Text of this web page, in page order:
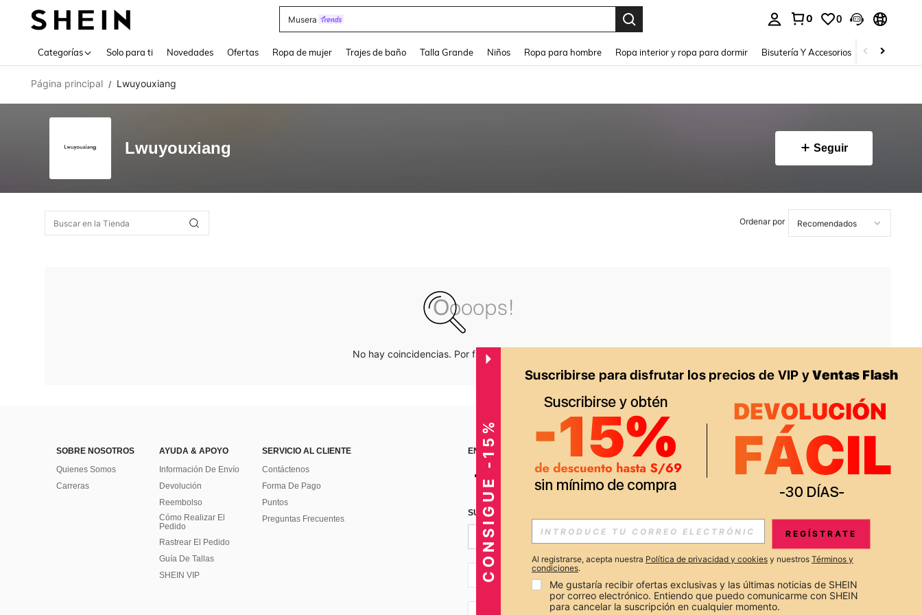
Musera
0 0
Categorías Solo para ti Novedades Ofertas Ropa de mujer Trajes de baño Talla Grande Niños Ropa para hombre Ropa interior y ropa para dormir Bisutería Y Accesorios Zapatos
Página principal / Lwuyouxiang
Lwuyouxiang Seguir
Ordenar por
No hay coincidencias. Por favor inténtalo de nuevo.
SOBRE NOSOTROS
Quienes Somos
Carreras
AYUDA & APOYO
Información De Envío
Devolución
Reembolso
Cómo Realizar El
Pedido
Rastrear El Pedido
Guía De Tallas
SHEIN VIP
SERVICIO AL CLIENTE
Contáctenos
Forma De Pago
Puntos
Preguntas Frecuentes
ENCUÉNTRANOS EN APP
SUSCRÍBETE PARA RECIBIR OFERTAS EXCLUSIVAS, PROMOCIONES Y NOTICIAS DE SHEIN
Suscribir
PE + 51
CONSIGUE -15% REGÍSTRATE
Al registrarse, acepta nuestra Política de privacidad y cookies y nuestros Términos y
condiciones.
Me gustaría recibir ofertas exclusivas y las últimas noticias de SHEIN
por correo electrónico. Entiendo que puedo comunicarme con SHEIN
para cancelar la suscripción en cualquier momento.